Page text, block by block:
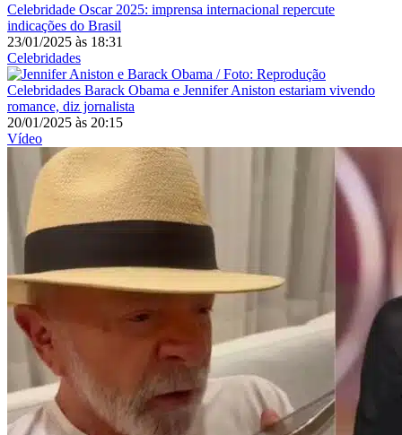
Celebridade Oscar 2025: imprensa internacional repercute
indicações do Brasil
23/01/2025 às 18:31
Celebridades
Celebridades Barack Obama e Jennifer Aniston estariam vivendo
romance, diz jornalista
20/01/2025 às 20:15
Vídeo